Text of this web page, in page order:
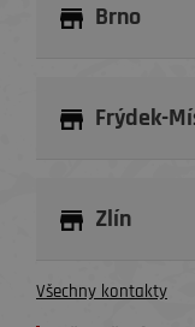
Brno
Frýdek-
Zlín
Všechny kontakty